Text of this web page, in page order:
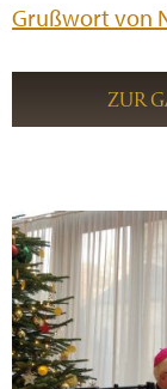
Grußwort von
ZUR